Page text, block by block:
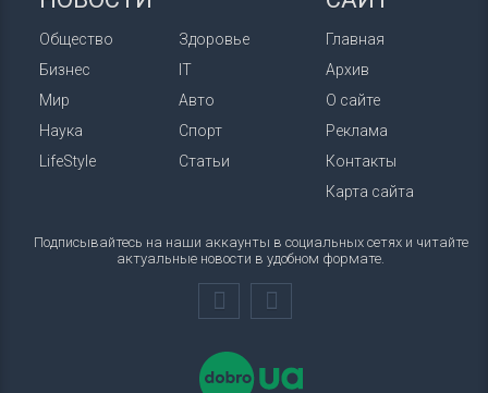
Общество
Бизнес
Мир
Наука
LifeStyle
Здоровье
IT
Авто
Спорт
Статьи
Главная
Архив
О сайте
Реклама
Контакты
Карта сайта
Подписывайтесь на наши аккаунты в социальных сетях и читайте
актуальные новости в удобном формате.